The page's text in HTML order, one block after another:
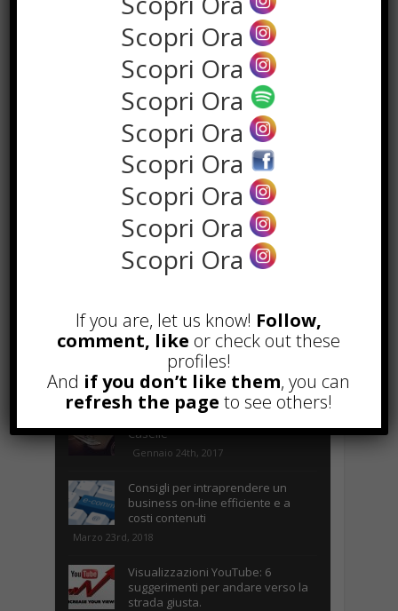
POPOLARI
Alcuni trucchi per avere un blog di
Novembre 22nd, 2016
Comprare visite YouTube: i 5
vantaggi TOP!
Novembre 2nd, 2017
Parcheggiare low-cost a Torino
Caselle
Gennaio 24th, 2017
Consigli per intraprendere un
business on-line efficiente e a
costi contenuti
Marzo 23rd, 2018
Visualizzazioni YouTube: 6
suggerimenti per andare verso la
strada giusta.
Scopri Ora
Scopri Ora
Scopri Ora
Scopri Ora
Scopri Ora
Scopri Ora
Scopri Ora
Scopri Ora
If you are, let us know! Follow,
comment, like or check out these
profiles!
And if you don’t like them, you can
refresh the page to see others!